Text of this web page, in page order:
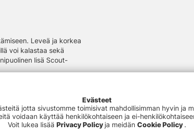
Leveä ja korkea
voi kalastaa sekä
lisä Scout-
Evästeet
jotta sivustomme toimisivat mahdollisimman hyvin ja
voidaan käyttää henkilökohtaiseen ja ei-
Voit lukea lisää Privacy Policy ja meidän Cookie Policy .